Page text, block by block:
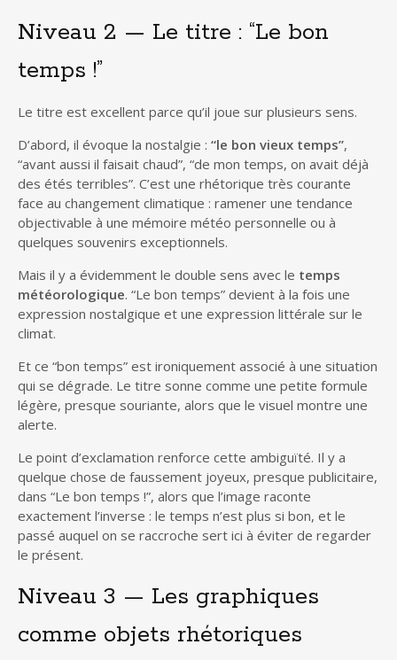
Niveau 2 — Le titre : “Le bon
temps !”
Le titre est excellent parce qu’il joue sur plusieurs sens.
D’abord, il évoque la nostalgie : “le bon vieux temps”,
“avant aussi il faisait chaud”, “de mon temps, on avait déjà
des étés terribles”. C’est une rhétorique très courante
face au changement climatique : ramener une tendance
objectivable à une mémoire météo personnelle ou à
quelques souvenirs exceptionnels.
Mais il y a évidemment le double sens avec le temps
météorologique. “Le bon temps” devient à la fois une
expression nostalgique et une expression littérale sur le
climat.
Et ce “bon temps” est ironiquement associé à une situation
qui se dégrade. Le titre sonne comme une petite formule
légère, presque souriante, alors que le visuel montre une
alerte.
Le point d’exclamation renforce cette ambiguïté. Il y a
quelque chose de faussement joyeux, presque publicitaire,
dans “Le bon temps !”, alors que l’image raconte
exactement l’inverse : le temps n’est plus si bon, et le
passé auquel on se raccroche sert ici à éviter de regarder
le présent.
Niveau 3 — Les graphiques
comme objets rhétoriques